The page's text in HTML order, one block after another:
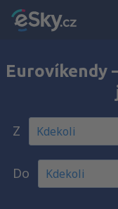
Eurovíkendy
Z
Do